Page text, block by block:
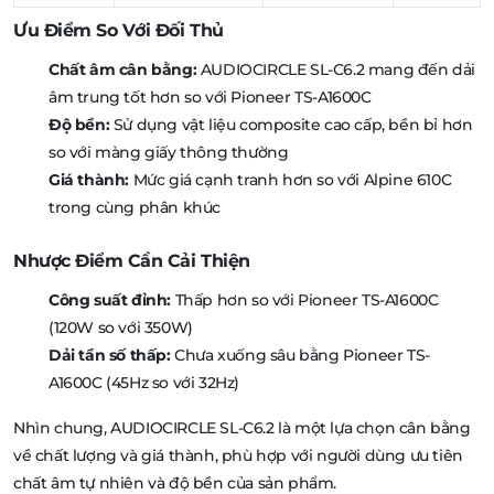
Ưu Điểm So Với Đối Thủ
Chất âm cân bằng:AUDIOCIRCLE SL-C6.2 mang đến dải
âm trung tốt hơn so với Pioneer TS-A1600C
Độ bền:Sử dụng vật liệu composite cao cấp, bền bỉ hơn
so với màng giấy thông thường
Giá thành: Mức giá cạnh tranh hơn so với Alpine 610C
trong cùng phân khúc
Nhược Điểm Cần Cải Thiện
Công suất đỉnh: Thấp hơn so với Pioneer TS-A1600C
(120W so với 350W)
Dải tần số thấp:Chưa xuống sâu bằng Pioneer TS-
A1600C (45Hz so với 32Hz)
Nhìn chung, AUDIOCIRCLE SL-C6.2 là một lựa chọn cân bằng
về chất lượng và giá thành, phù hợp với người dùng ưu tiên
chất âm tự nhiên và độ bền của sản phẩm.